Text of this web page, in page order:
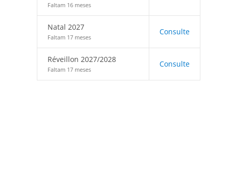
Faltam 16 meses
Natal 2027
Faltam 17 meses
Consulte
Réveillon 2027/2028
Faltam 17 meses
Consulte